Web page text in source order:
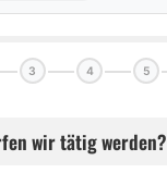
3 4 5
wir tätig werden?